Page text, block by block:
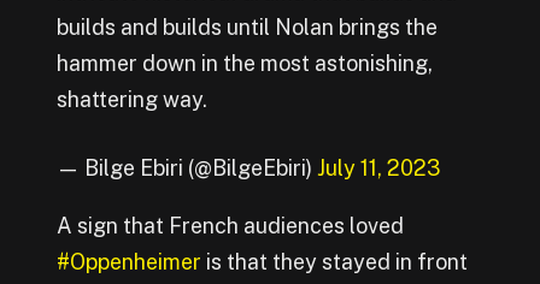
builds and builds until Nolan brings the
hammer down in the most astonishing,
shattering way.
— Bilge Ebiri (@BilgeEbiri) July 11, 2023
A sign that French audiences loved
#Oppenheimer is that they stayed in front